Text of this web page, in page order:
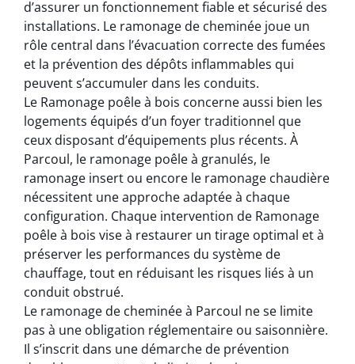
d’assurer un fonctionnement fiable et sécurisé des
installations. Le ramonage de cheminée joue un
rôle central dans l’évacuation correcte des fumées
et la prévention des dépôts inflammables qui
peuvent s’accumuler dans les conduits.
Le Ramonage poêle à bois concerne aussi bien les
logements équipés d’un foyer traditionnel que
ceux disposant d’équipements plus récents. À
Parcoul, le ramonage poêle à granulés, le
ramonage insert ou encore le ramonage chaudière
nécessitent une approche adaptée à chaque
configuration. Chaque intervention de Ramonage
poêle à bois vise à restaurer un tirage optimal et à
préserver les performances du système de
chauffage, tout en réduisant les risques liés à un
conduit obstrué.
Le ramonage de cheminée à Parcoul ne se limite
pas à une obligation réglementaire ou saisonnière.
Il s’inscrit dans une démarche de prévention